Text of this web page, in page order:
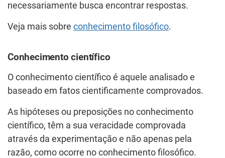
necessariamente busca encontrar respostas.
Veja mais sobre conhecimento filosófico.
Conhecimento científico
O conhecimento científico é aquele analisado e
baseado em fatos cientificamente comprovados.
As hipóteses ou preposições no conhecimento
científico, têm a sua veracidade comprovada
através da experimentação e não apenas pela
razão, como ocorre no conhecimento filosófico.